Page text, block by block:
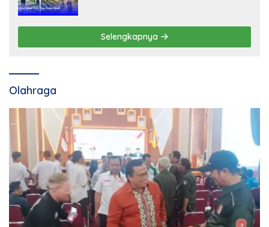
Selengkapnya
Olahraga